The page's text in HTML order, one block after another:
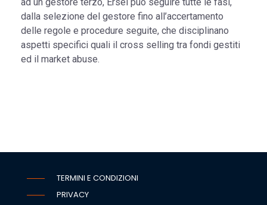
dalla selezione del gestore fino all’accertamento
delle regole e procedure seguite, che disciplinano
aspetti specifici quali il cross selling tra fondi gestiti
ed il market abuse.
TERMINI E CONDIZIONI
PRIVACY